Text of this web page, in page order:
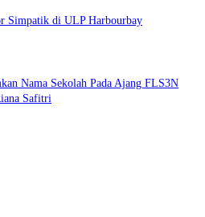
Simpatik di ULP Harbourbay
Nama Sekolah Pada Ajang FLS3N
Safitri